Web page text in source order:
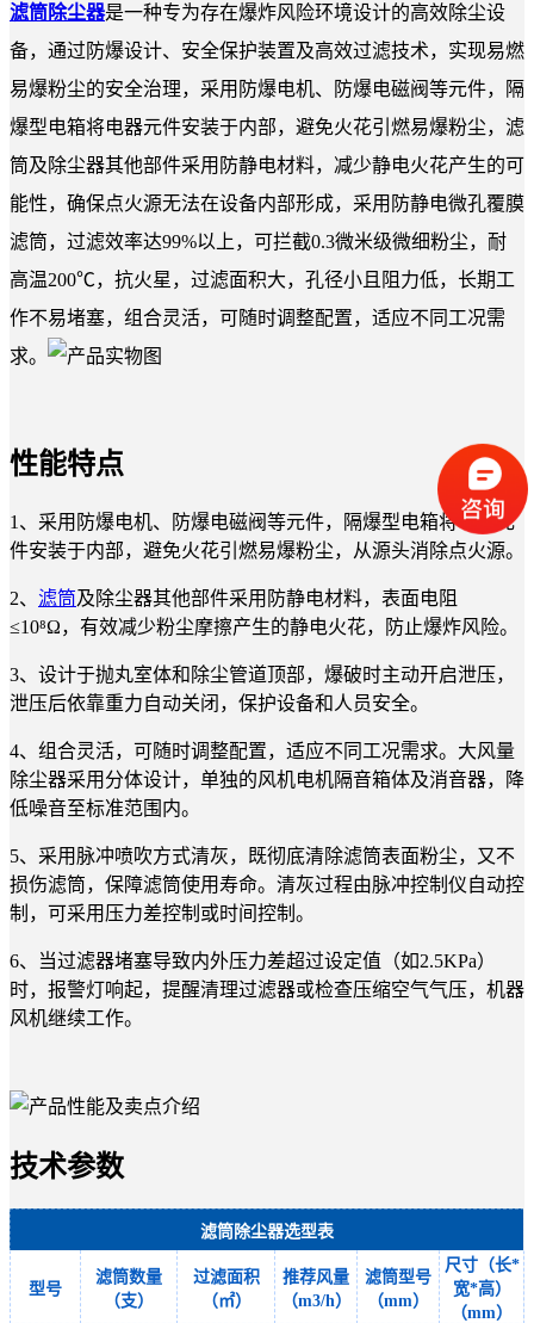
滤筒除尘器是一种专为存在爆炸风险环境设计的高效除尘设
备，通过防爆设计、安全保护装置及高效过滤技术，实现易燃
易爆粉尘的安全治理，采用防爆电机、防爆电磁阀等元件，隔
爆型电箱将电器元件安装于内部，避免火花引燃易爆粉尘，滤
筒及除尘器其他部件采用防静电材料，减少静电火花产生的可
能性，确保点火源无法在设备内部形成，采用防静电微孔覆膜
滤筒，过滤效率达99%以上，可拦截0.3微米级微细粉尘，耐
高温200℃，抗火星，过滤面积大，孔径小且阻力低，长期工
作不易堵塞，组合灵活，可随时调整配置，适应不同工况需
求。
性能特点
1、采用防爆电机、防爆电磁阀等元件，隔爆型电箱将电器元
件安装于内部，避免火花引燃易爆粉尘，从源头消除点火源。
2、 滤筒及除尘器其他部件采用防静电材料，表面电阻
≤10⁸Ω，有效减少粉尘摩擦产生的静电火花，防止爆炸风险。
3、设计于抛丸室体和除尘管道顶部，爆破时主动开启泄压，
泄压后依靠重力自动关闭，保护设备和人员安全。
4、组合灵活，可随时调整配置，适应不同工况需求。大风量
除尘器采用分体设计，单独的风机电机隔音箱体及消音器，降
低噪音至标准范围内。
5、采用脉冲喷吹方式清灰，既彻底清除滤筒表面粉尘，又不
损伤滤筒，保障滤筒使用寿命。清灰过程由脉冲控制仪自动控
制，可采用压力差控制或时间控制。
6、当过滤器堵塞导致内外压力差超过设定值（如2.5KPa）
时，报警灯响起，提醒清理过滤器或检查压缩空气气压，机器
风机继续工作。
技术参数
滤筒除尘器选型表
型号
滤筒数量
（支）
过滤面积
（㎡）
推荐风量
（m3/h）
滤筒型号
（mm）
尺寸（长*
宽*高）
（mm）